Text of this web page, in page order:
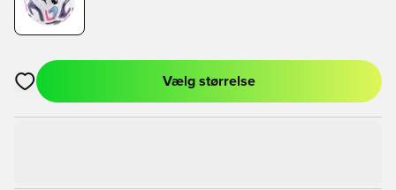
Åbner en Modal til at logge ind eller tilmelde dig som medlem
Vælg størrelse